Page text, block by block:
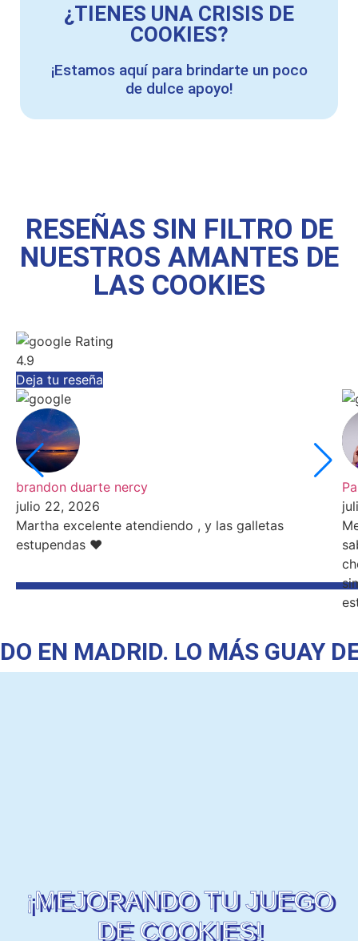
¿TIENES UNA CRISIS DE
COOKIES?
¡Estamos aquí para brindarte un poco
de dulce apoyo!
RESEÑAS SIN FILTRO DE
NUESTROS AMANTES DE
LAS COOKIES
Rating
4.9
Deja tu reseña
brandon duarte nercy
julio 22, 2026
Martha excelente atendiendo , y las galletas
estupendas ❤️
MADRID.LO MÁS GUAY DE
¡MEJORANDO TU JUEGO
DE COOKIES!